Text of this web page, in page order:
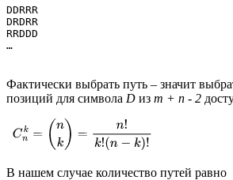
DDRRR
DRDRR
RRDDD
…
Фактически выбрать путь – значит
позиций для символа D из m + n - 2
В нашем случае количество путей равно